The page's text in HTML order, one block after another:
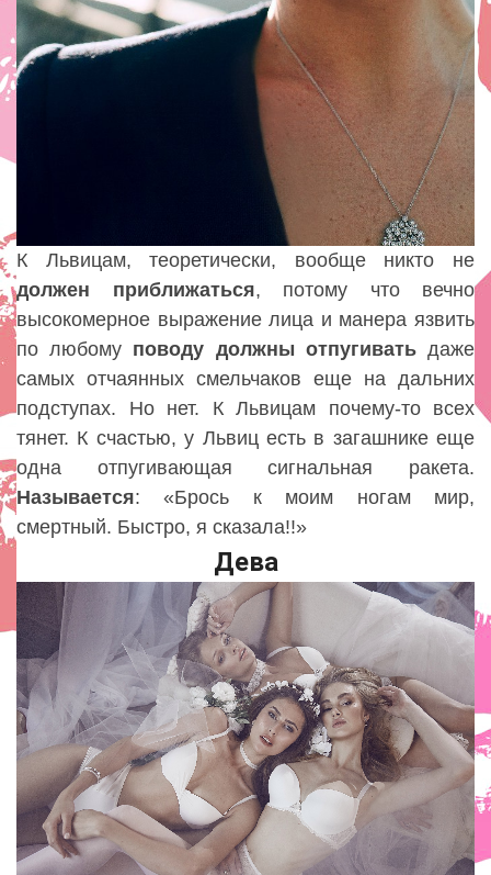
К Львицам, теоретически, вообще никто не
должен приближаться, потому что вечно
высокомерное выражение лица и манера язвить
по любому поводу должны отпугиватьдаже
самых отчаянных смельчаков еще на дальних
подступах. Но нет. К Львицам почему-то всех
тянет. К счастью, у Львиц есть в загашнике еще
одна отпугивающая сигнальная ракета.
Называется: «Брось к моим ногам мир,
смертный. Быстро, я сказала!!»
Дева